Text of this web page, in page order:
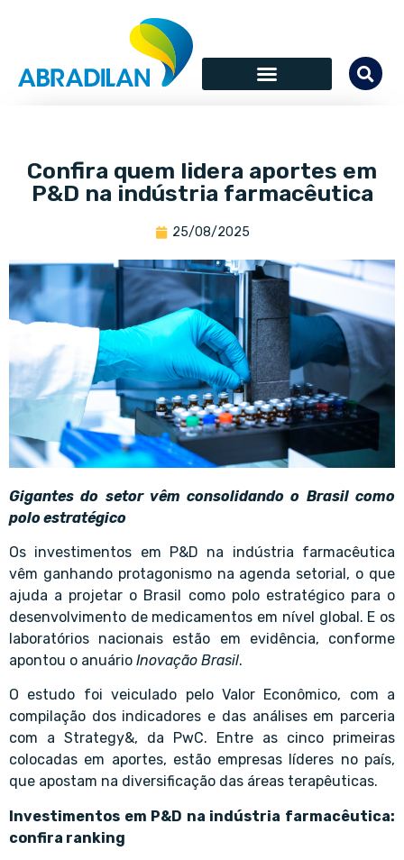
Confira quem lidera aportes em
P&D na indústria farmacêutica
25/08/2025
Gigantes do setor vêm consolidando o Brasil como
polo estratégico
Os investimentos em P&D na indústria farmacêutica
vêm ganhando protagonismo na agenda setorial, o que
ajuda a projetar o Brasil como polo estratégico para o
desenvolvimento de medicamentos em nível global. E os
laboratórios nacionais estão em evidência, conforme
apontou o anuário Inovação Brasil.
O estudo foi veiculado pelo Valor Econômico, com a
compilação dos indicadores e das análises em parceria
com a Strategy&, da PwC. Entre as cinco primeiras
colocadas em aportes, estão empresas líderes no país,
que apostam na diversificação das áreas terapêuticas.
Investimentos em P&D na indústria farmacêutica:
confira ranking